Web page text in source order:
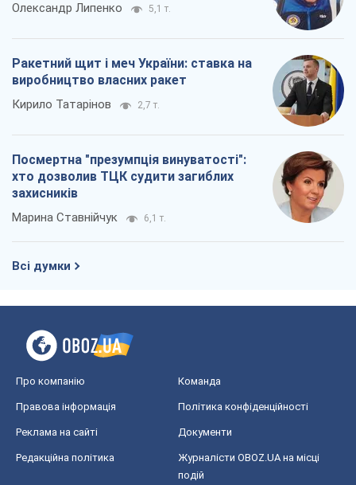
Олександр Липенко 5,1 т.
Ракетний щит і меч України: ставка на
виробництво власних ракет
Кирило Татарінов 2,7 т.
Посмертна "презумпція винуватості":
хто дозволив ТЦК судити загиблих
захисників
Марина Ставнійчук 6,1 т.
Всі думки
Про компанію Команда
Правова інформація Політика конфіденційності
Реклама на сайті Документи
Редакційна політика
Журналісти OBOZ.UA на місці
подій